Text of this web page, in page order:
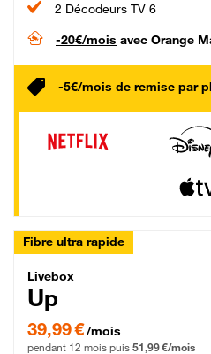
2 Décodeurs TV 6
-20€/mois avec Orange
-5€/mois de remise par
Fibre ultra rapide
Livebox Up Fibre
Livebox
Up
39,99 € par mois pendant 12 mois
39,99 €/mois
pendant 12 mois puis 51,99 €/mois